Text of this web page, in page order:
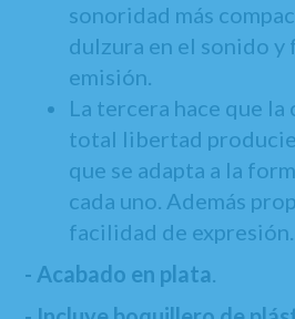
sonoridad más
dulzura en el sonido y
emisión.
La tercera hace que la
total libertad
que se adapta a la
cada uno. Además
facilidad de expresión.
- Acabado en plata.